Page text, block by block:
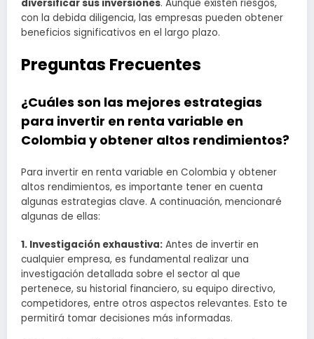
diversificar sus inversiones. Aunque existen riesgos,
con la debida diligencia, las empresas pueden obtener
beneficios significativos en el largo plazo.
Preguntas Frecuentes
¿Cuáles son las mejores estrategias
para invertir en renta variable en
Colombia y obtener altos rendimientos?
Para invertir en renta variable en Colombia y obtener
altos rendimientos, es importante tener en cuenta
algunas estrategias clave. A continuación, mencionaré
algunas de ellas:
1. Investigación exhaustiva: Antes de invertir en
cualquier empresa, es fundamental realizar una
investigación detallada sobre el sector al que
pertenece, su historial financiero, su equipo directivo,
competidores, entre otros aspectos relevantes. Esto te
permitirá tomar decisiones más informadas.